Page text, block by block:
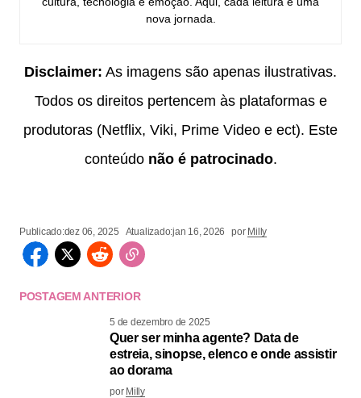
nova jornada.
Disclaimer: As imagens são apenas ilustrativas.
Todos os direitos pertencem às plataformas e
produtoras (Netflix, Viki, Prime Video e ect). Este
conteúdo não é patrocinado.
Publicado:dez 06, 2025 Atualizado:jan 16, 2026 por Milly
POSTAGEM ANTERIOR
5 de dezembro de 2025
Quer ser minha agente? Data de
estreia, sinopse, elenco e onde assistir
ao dorama
por Milly